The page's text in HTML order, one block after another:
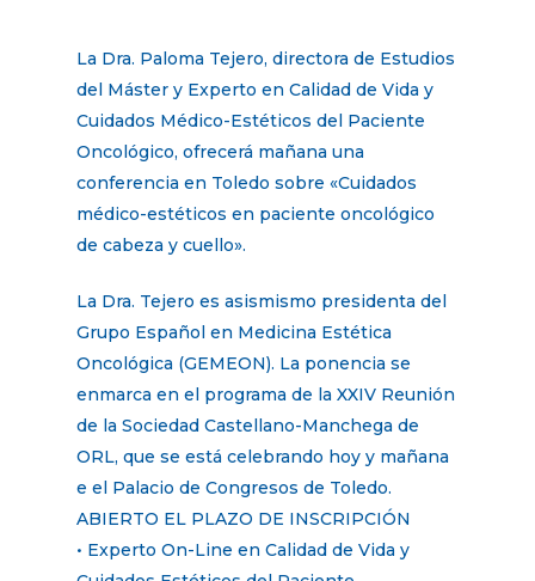
La Dra. Paloma Tejero, directora de Estudios
del Máster y Experto en Calidad de Vida y
Cuidados Médico-Estéticos del Paciente
Oncológico, ofrecerá mañana una
conferencia en Toledo sobre «Cuidados
médico-estéticos en paciente oncológico
de cabeza y cuello».
La Dra. Tejero es asismismo presidenta del
Grupo Español en Medicina Estética
Oncológica (GEMEON). La ponencia se
enmarca en el programa de la XXIV Reunión
de la Sociedad Castellano-Manchega de
ORL, que se está celebrando hoy y mañana
e el Palacio de Congresos de Toledo.
ABIERTO EL PLAZO DE INSCRIPCIÓN
• Experto On-Line en Calidad de Vida y